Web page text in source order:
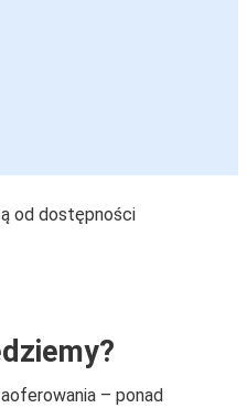
od dostępności
– ponad